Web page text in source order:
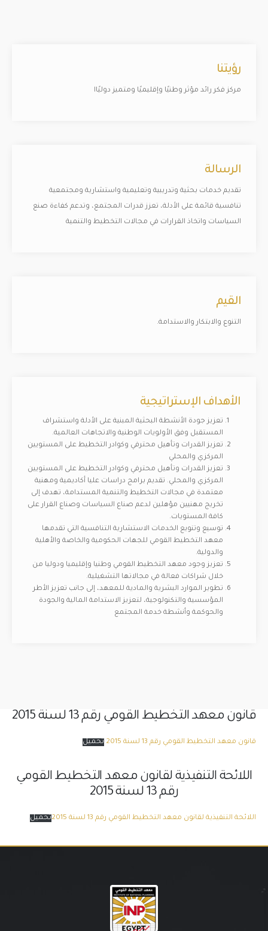
رؤيتنا
مركز فكر رائد مؤثر وطنيًا وإقليميًا ومتميز دوليًاا
الرسالة
تقديم خدمات بحثية وتدريبية وتعليمية واستشارية ومجتمعية
تنافسية قائمة على الأدلة، تعزز قدرات المجتمع، وتدعم كفاءة صنع
السياسات واتخاذ القرارات في مجالات التخطيط والتنمية
القيم
التنوع والابتكار والاستدامة.
الأهداف الإستراتيجية
تعزيز جودة الأنشطة البحثية المبنية على الأدلة واستشراف
المستقبل وفق الأولويات الوطنية والاتجاهات العالمية.
تعزيز القدرات وتأهيل محترفي وكوادر التخطيط على المستويين
المركزي والمحلي
تعزيز القدرات وتأهيل محترفي وكوادر التخطيط على المستويين
المركزي والمحلي. تقديم برامج دراسات عليا أكاديمية ومهنية
معتمدة في مجالات التخطيط والتنمية المستدامة، تهدف إلى
تخريج مهنيين مؤهلين لدعم صناع السياسات وصناع القرار على
كافة المستويات.
توسيع وتنويع الخدمات الاستشارية التنافسية التي تقدمها
معهد التخطيط القومي للجهات الحكومية والخاصة والأهلية
والدولية.
تعزيز وجود معهد التخطيط القومي وطنيا وإقليميا ودوليا من
خلال شراكات فعالة في مجالاتها التشغيلية.
تطوير الموارد البشرية والمادية للمعهد، إلى جانب تعزيز الأطر
المؤسسية والتكنولوجية، لتعزيز الاستدامة المالية والجودة
والحوكمة وأنشطة خدمة المجتمع
قانون معهد التخطيط القومي رقم 13 لسنة 2015
قانون معهد التخطيط القومي رقم 13 لسنة 2015 تحميل
اللائحة التنفيذية لقانون معهد التخطيط القومي
رقم 13 لسنة 2015
اللائحة التنفيذية لقانون معهد التخطيط القومي رقم 13 لسنة 2015 تحميل